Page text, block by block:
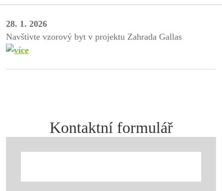
28. 1. 2026
Navštivte vzorový byt v projektu Zahrada Gallas
Kontaktní formulář